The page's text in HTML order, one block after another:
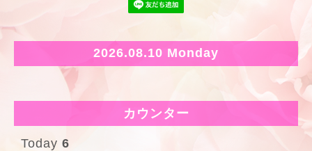
2026.08.10 Monday
カウンター
Today 6